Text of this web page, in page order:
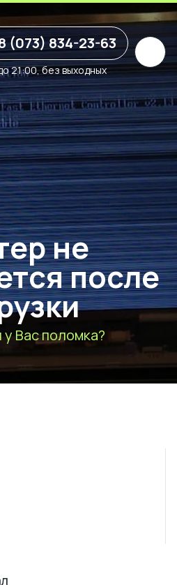
(073) 834-23-63
21:00, без выходных
не
после
у Вас поломка?